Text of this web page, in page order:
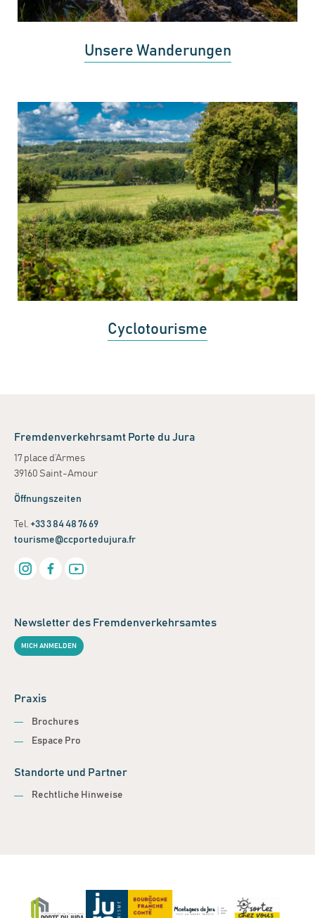
Unsere Wanderungen
Cyclotourisme
Fremdenverkehrsamt Porte du Jura
17 place d’Armes
39160 Saint-Amour
Öffnungszeiten
Tel. +33 3 84 48 76 69
tourisme@ccportedujura.fr
Newsletter des Fremdenverkehrsamtes
MICH ANMELDEN
Praxis
Brochures
Espace Pro
Standorte und Partner
Rechtliche Hinweise